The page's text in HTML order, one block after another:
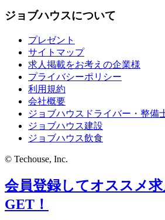
ジョブハウスについて
プレゼント
サイトマップ
求人掲載をお考えの企業様
プライバシーポリシー
利用規約
会社概要
ジョブハウスドライバー・整備
ジョブハウス建設
ジョブハウス飲食
© Techouse, Inc.
会員登録してオススメ
GET！